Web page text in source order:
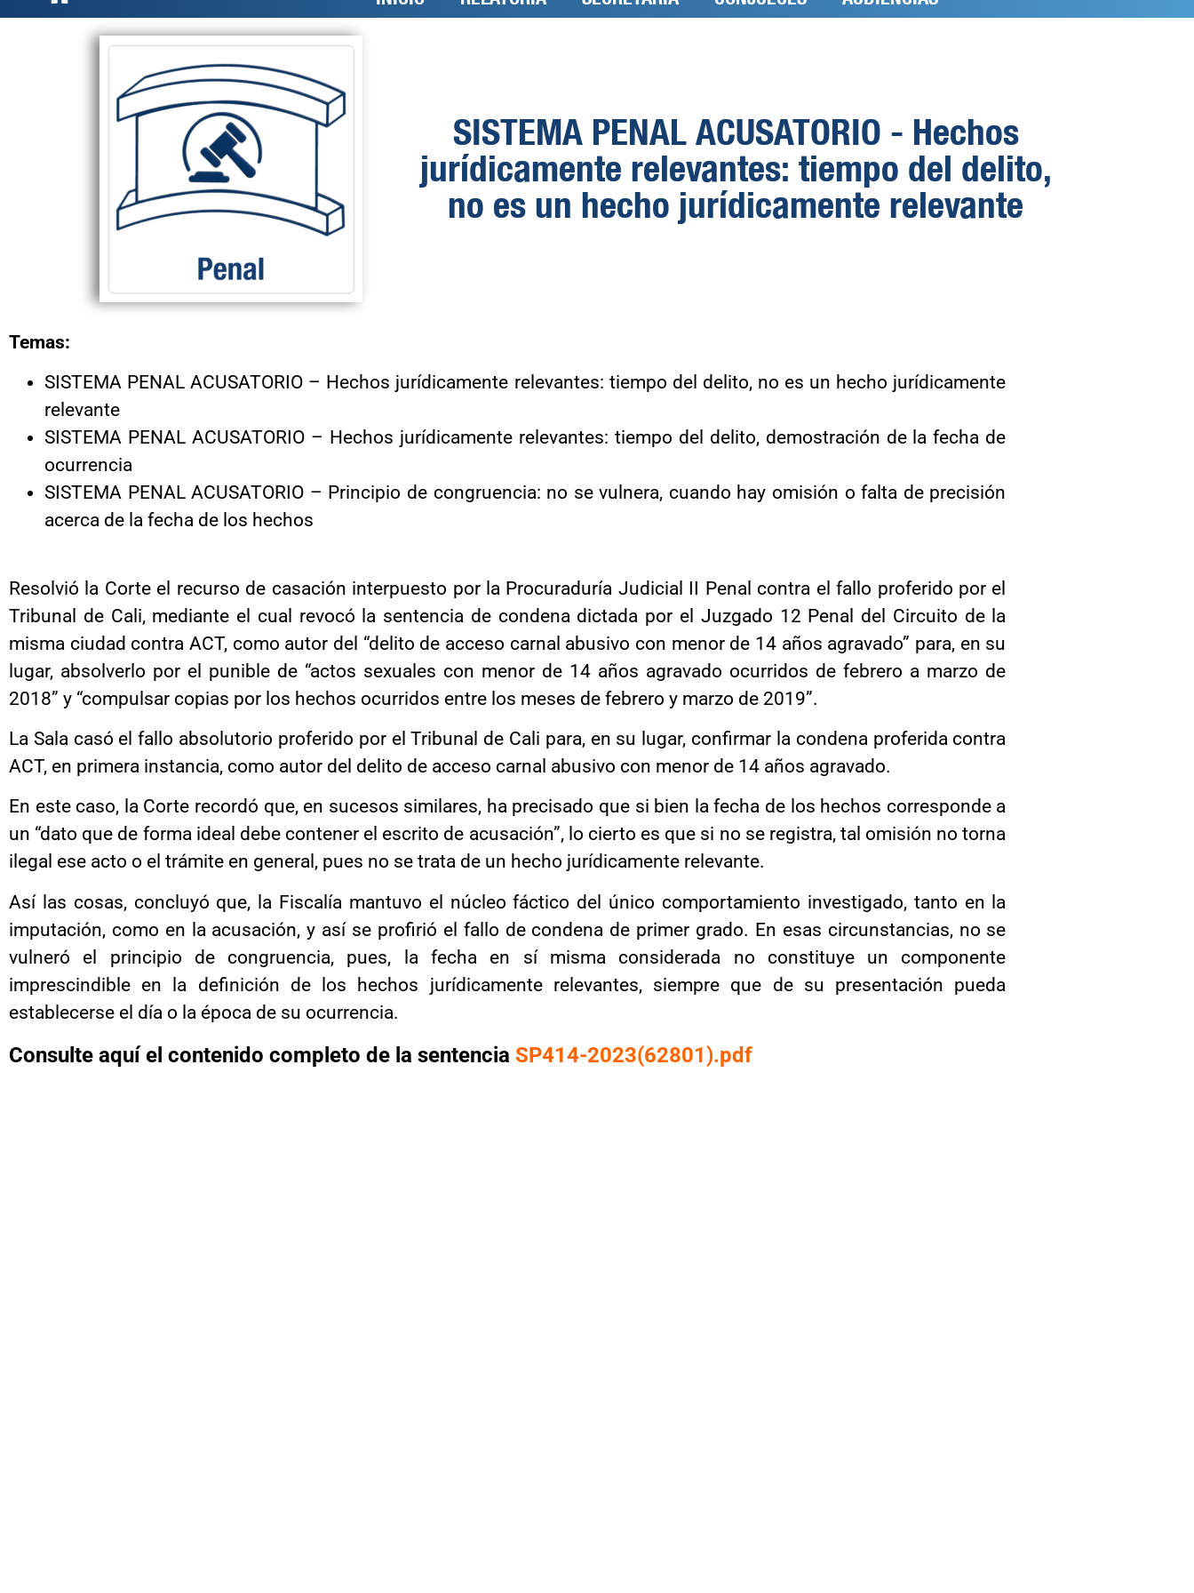
SISTEMA PENAL ACUSATORIO - Hechos
jurídicamente relevantes: tiempo del delito,
no es un hecho jurídicamente relevante
Temas:
SISTEMA PENAL ACUSATORIO – Hechos jurídicamente relevantes: tiempo del delito, no es un hecho jurídicamente
relevante
SISTEMA PENAL ACUSATORIO – Hechos jurídicamente relevantes: tiempo del delito, demostración de la fecha de
ocurrencia
SISTEMA PENAL ACUSATORIO – Principio de congruencia: no se vulnera, cuando hay omisión o falta de precisión
acerca de la fecha de los hechos
Resolvió la Corte el recurso de casación interpuesto por la Procuraduría Judicial II Penal contra el fallo proferido por el
Tribunal de Cali, mediante el cual revocó la sentencia de condena dictada por el Juzgado 12 Penal del Circuito de la
misma ciudad contra ACT, como autor del “delito de acceso carnal abusivo con menor de 14 años agravado” para, en su
lugar, absolverlo por el punible de “actos sexuales con menor de 14 años agravado ocurridos de febrero a marzo de
2018” y “compulsar copias por los hechos ocurridos entre los meses de febrero y marzo de 2019”.
La Sala casó el fallo absolutorio proferido por el Tribunal de Cali para, en su lugar, confirmar la condena proferida contra
ACT, en primera instancia, como autor del delito de acceso carnal abusivo con menor de 14 años agravado.
En este caso, la Corte recordó que, en sucesos similares, ha precisado que si bien la fecha de los hechos corresponde a
un “dato que de forma ideal debe contener el escrito de acusación”, lo cierto es que si no se registra, tal omisión no torna
ilegal ese acto o el trámite en general, pues no se trata de un hecho jurídicamente relevante.
Así las cosas, concluyó que, la Fiscalía mantuvo el núcleo fáctico del único comportamiento investigado, tanto en la
imputación, como en la acusación, y así se profirió el fallo de condena de primer grado. En esas circunstancias, no se
vulneró el principio de congruencia, pues, la fecha en sí misma considerada no constituye un componente
imprescindible en la definición de los hechos jurídicamente relevantes, siempre que de su presentación pueda
establecerse el día o la época de su ocurrencia.
Consulte aquí el contenido completo de la sentencia SP414-2023(62801).pdf